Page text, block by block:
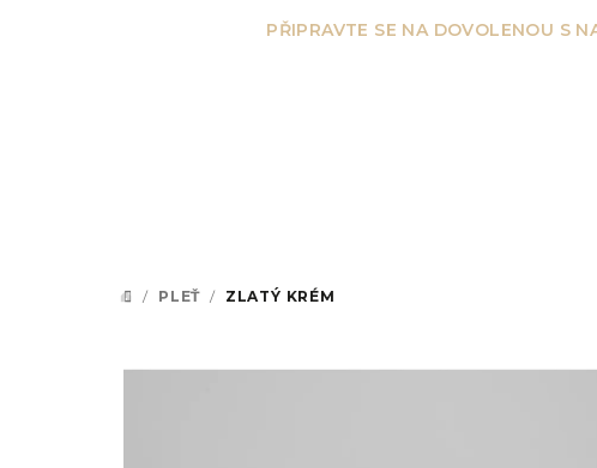
PŘIPRAVTE SE NA DOVOLENOU S
DOMŮ
/ PLEŤ / ZLATÝ KRÉM